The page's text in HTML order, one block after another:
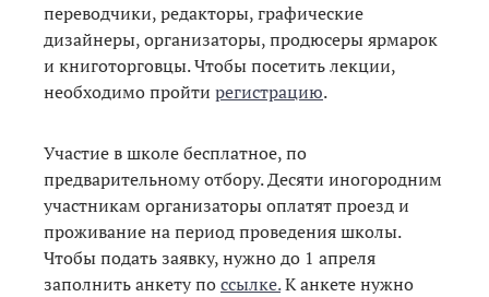
переводчики, редакторы, графические
дизайнеры, организаторы, продюсеры ярмарок
и книготорговцы. Чтобы посетить лекции,
необходимо пройти регистрацию.
Участие в школе бесплатное, по
предварительному отбору. Десяти иногородним
участникам организаторы оплатят проезд и
проживание на период проведения школы.
Чтобы подать заявку, нужно до 1 апреля
заполнить анкету поссылке.К анкете нужно